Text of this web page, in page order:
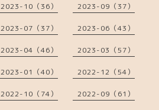
2023-10（36） 2023-09（37）
2023-07（37） 2023-06（43）
2023-04（46） 2023-03（57）
2023-01（40） 2022-12（54）
2022-10（74） 2022-09（61）